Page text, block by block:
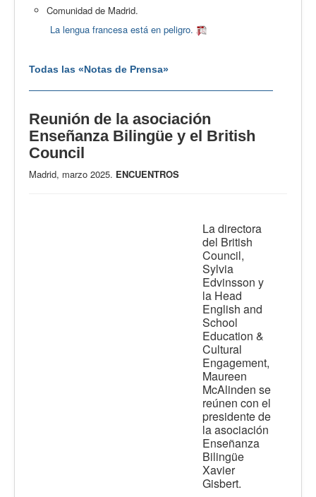
Comunidad de Madrid.
La lengua francesa está en peligro.
Todas las «Notas de Prensa»
Reunión de la asociación
Enseñanza Bilingüe y el British
Council
Madrid, marzo 2025. ENCUENTROS
La directora
del British
Council,
Sylvia
Edvinsson y
la Head
English and
School
Education &
Cultural
Engagement,
Maureen
McAlinden se
reúnen con el
presidente de
la asociación
Enseñanza
Bilingüe
Xavier
Gisbert.